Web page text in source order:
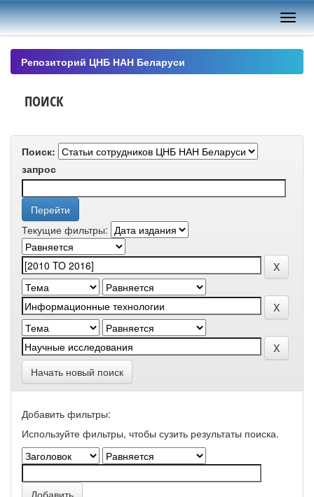
Skip
navigation
Репозиторий ЦНБ НАН Беларуси
ПОИСК
Поиск:
запрос
Текущие фильтры:
Начать новый поиск
Добавить фильтры:
Используйте фильтры, чтобы сузить результаты поиска.